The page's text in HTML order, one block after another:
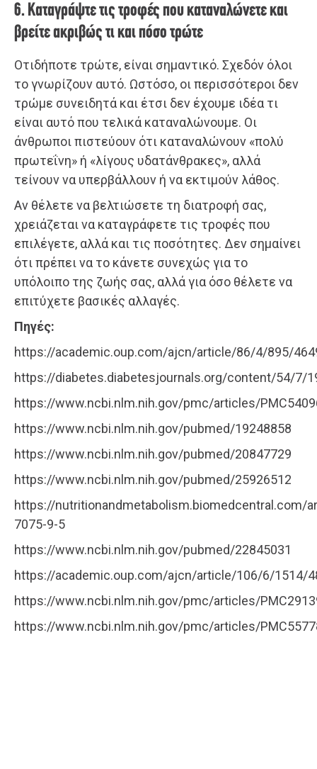
6. Καταγράψτε τις τροφές που καταναλώνετε και
βρείτε ακριβώς τι και πόσο τρώτε
Οτιδήποτε τρώτε, είναι σημαντικό. Σχεδόν όλοι
το γνωρίζουν αυτό. Ωστόσο, οι περισσότεροι δεν
τρώμε συνειδητά και έτσι δεν έχουμε ιδέα τι
είναι αυτό που τελικά καταναλώνουμε. Οι
άνθρωποι πιστεύουν ότι καταναλώνουν «πολύ
πρωτεΐνη» ή «λίγους υδατάνθρακες», αλλά
τείνουν να υπερβάλλουν ή να εκτιμούν λάθος.
Αν θέλετε να βελτιώσετε τη διατροφή σας,
χρειάζεται να καταγράφετε τις τροφές που
επιλέγετε, αλλά και τις ποσότητες. Δεν σημαίνει
ότι πρέπει να το κάνετε συνεχώς για το
υπόλοιπο της ζωής σας, αλλά για όσο θέλετε να
επιτύχετε βασικές αλλαγές.
Πηγές:
https://academic.oup.com/ajcn/article/86/4/895/
https://diabetes.diabetesjournals.org/content/54/7/
https://www.ncbi.nlm.nih.gov/pmc/articles/
https://www.ncbi.nlm.nih.gov/pubmed/19248858
https://www.ncbi.nlm.nih.gov/pubmed/20847729
https://www.ncbi.nlm.nih.gov/pubmed/25926512
https://nutritionandmetabolism.biomedcentral.com/
7075-9-5
https://www.ncbi.nlm.nih.gov/pubmed/22845031
https://academic.oup.com/ajcn/article/106/6/1514/
https://www.ncbi.nlm.nih.gov/pmc/articles/
https://www.ncbi.nlm.nih.gov/pmc/articles/